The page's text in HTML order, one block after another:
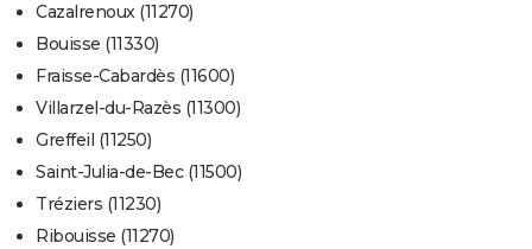
Cazalrenoux (11270)
Bouisse (11330)
Fraisse-Cabardès (11600)
Villarzel-du-Razès (11300)
Greffeil (11250)
Saint-Julia-de-Bec (11500)
Tréziers (11230)
Ribouisse (11270)